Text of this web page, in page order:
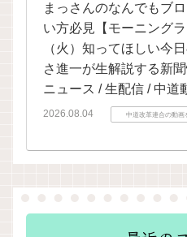
まっさんのなんでもブ
い方必見【モーニング
（火）知ってほしい今
さ進一が生解説する新
ニュース / 生配信 / 中道
2026.08.04 中道改革連合の動画